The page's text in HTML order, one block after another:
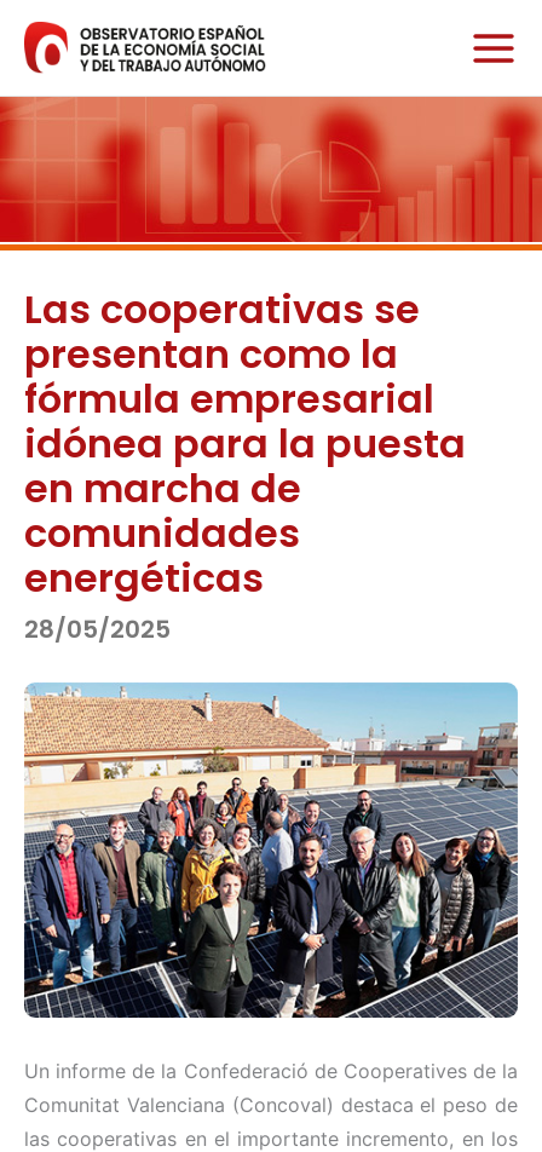
contenido
Las cooperativas se
presentan como la
fórmula empresarial
idónea para la puesta
en marcha de
comunidades
energéticas
28/05/2025
Un informe de la Confederació de Cooperatives de la
Comunitat Valenciana (Concoval) destaca el peso de
las cooperativas en el importante incremento, en los